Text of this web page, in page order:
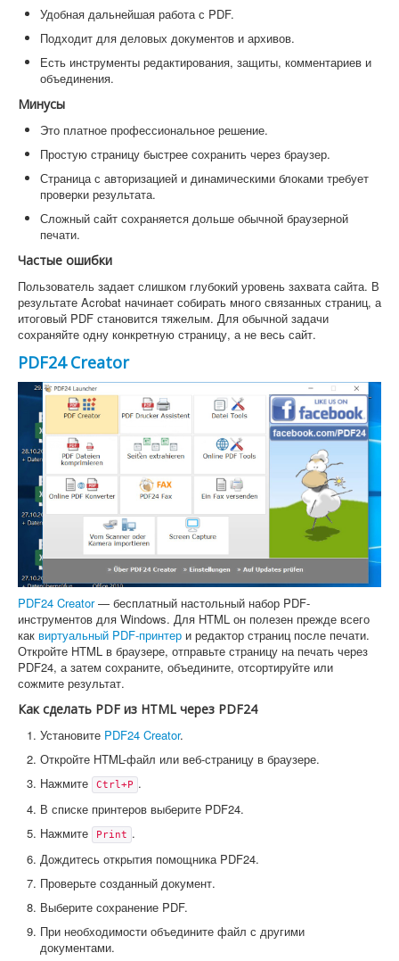
Удобная дальнейшая работа с PDF.
Подходит для деловых документов и архивов.
Есть инструменты редактирования, защиты, комментариев и
объединения.
Минусы
Это платное профессиональное решение.
Простую страницу быстрее сохранить через браузер.
Страница с авторизацией и динамическими блоками требует
проверки результата.
Сложный сайт сохраняется дольше обычной браузерной
печати.
Частые ошибки
Пользователь задает слишком глубокий уровень захвата сайта. В
результате Acrobat начинает собирать много связанных страниц, а
итоговый PDF становится тяжелым. Для обычной задачи
сохраняйте одну конкретную страницу, а не весь сайт.
PDF24 Creator
PDF24 Creator— бесплатный настольный набор PDF-
инструментов для Windows. Для HTML он полезен прежде всего
как виртуальный PDF-принтер и редактор страниц после печати.
Откройте HTML в браузере, отправьте страницу на печать через
PDF24, а затем сохраните, объедините, отсортируйте или
сожмите результат.
Как сделать PDF из HTML через PDF24
Установите PDF24 Creator.
Откройте HTML-файл или веб-страницу в браузере.
Нажмите
Ctrl+P .
В списке принтеров выберите PDF24.
Нажмите
Print .
Дождитесь открытия помощника PDF24.
Проверьте созданный документ.
Выберите сохранение PDF.
При необходимости объедините файл с другими
документами.